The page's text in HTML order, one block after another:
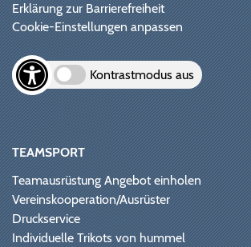
Erklärung zur Barrierefreiheit
Cookie-Einstellungen anpassen
Kontrastmodus aus
TEAMSPORT
Teamausrüstung Angebot einholen
Vereinskooperation/Ausrüster
Druckservice
Individuelle Trikots von hummel